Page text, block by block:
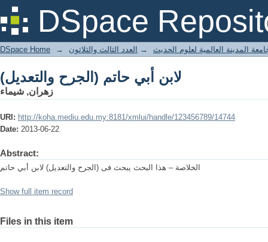
DSpace
(الجرح والتعديل) لابن أبي حاتم
DSpace Home → المدينة العالمية لعلوم الحديث → العدد الثالث والثلاثون
(الجرح والتعديل) لابن أبي حاتم
زهران, شيماء
URI: http://koha.mediu.edu.my:8181/xmlui/handle/123456789/14744
Date: 2013-06-22
Abstract:
الخلاصة – هذا البحث يبحث فى (الجرح والتعديل) لابن أبي حاتم
Show full item record
Files in this item